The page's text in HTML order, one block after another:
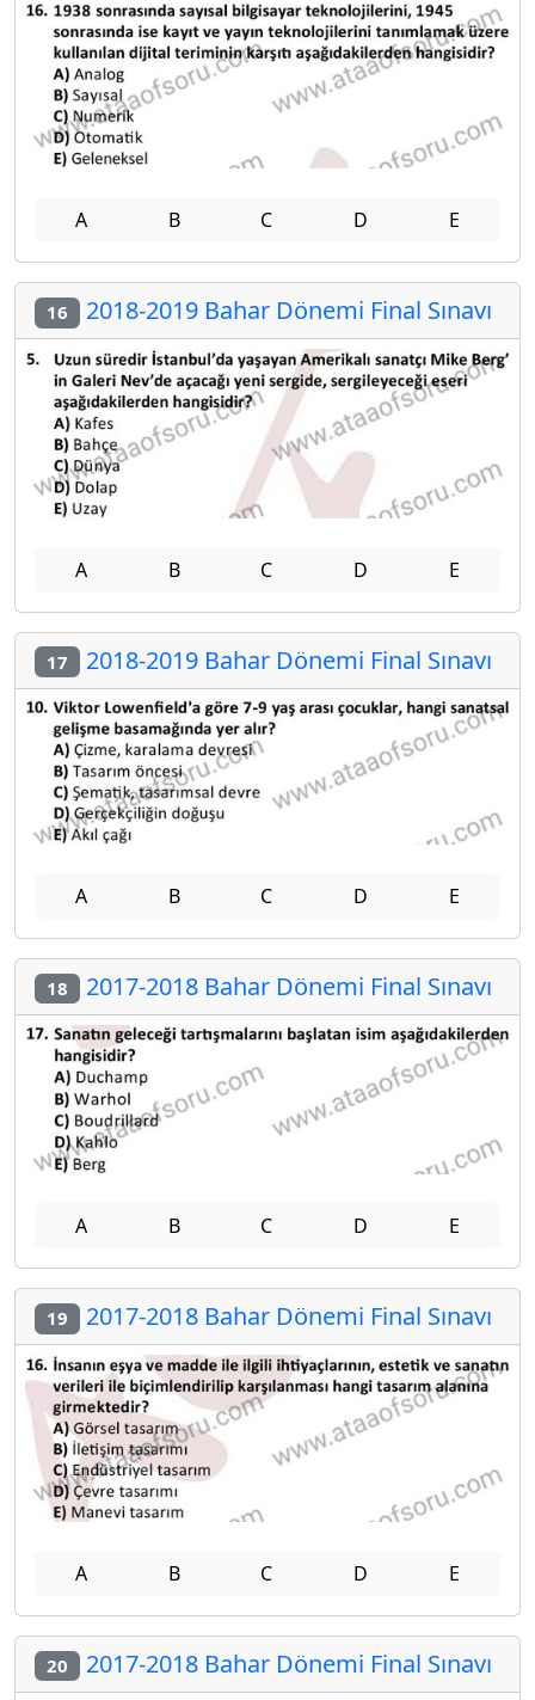
A B C D E
16 2018-2019 Bahar Dönemi Final Sınavı
A B C D E
17 2018-2019 Bahar Dönemi Final Sınavı
A B C D E
18 2017-2018 Bahar Dönemi Final Sınavı
A B C D E
19 2017-2018 Bahar Dönemi Final Sınavı
A B C D E
20 2017-2018 Bahar Dönemi Final Sınavı